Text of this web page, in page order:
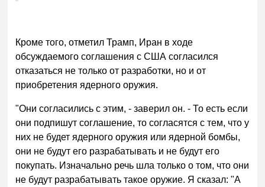
Кроме того, отметил Трамп, Иран в ходе
обсуждаемого соглашения с США согласился
отказаться не только от разработки, но и от
приобретения ядерного оружия.
"Они согласились с этим, - заверил он. - То есть если
они подпишут соглашение, то согласятся с тем, что у
них не будет ядерного оружия или ядерной бомбы,
они не будут его разрабатывать и не будут его
покупать. Изначально речь шла только о том, что они
не будут разрабатывать такое оружие. Я сказал: "А